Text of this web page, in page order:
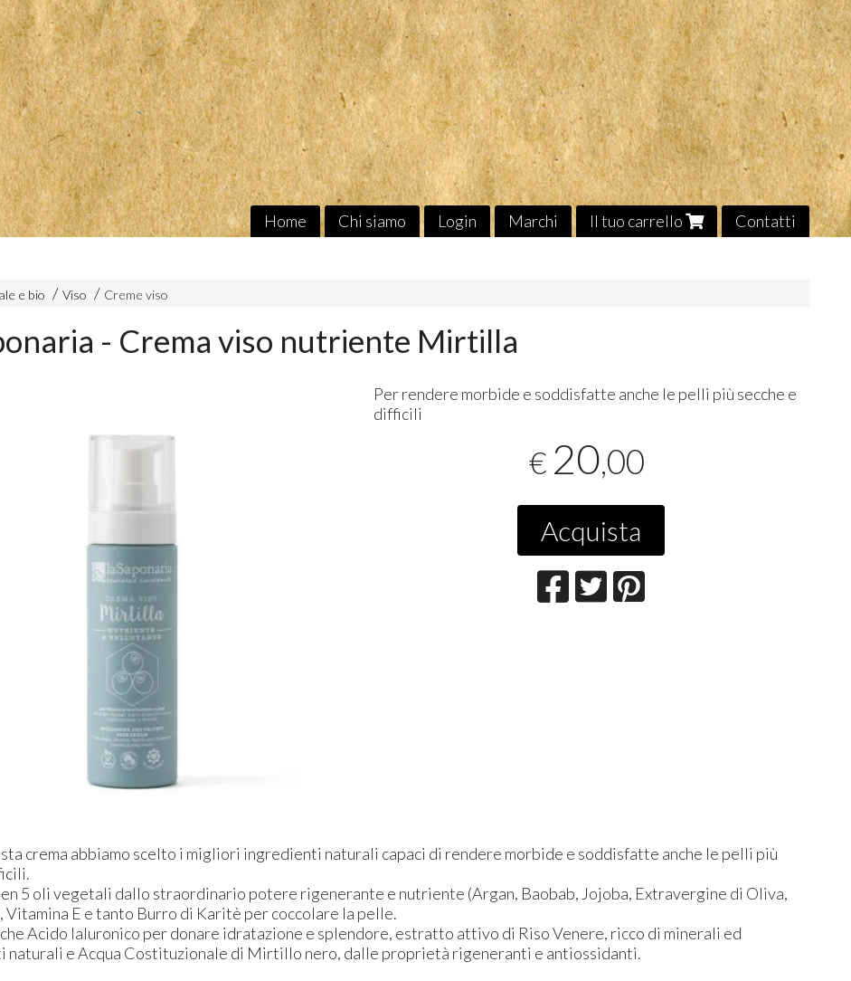
Home Chi siamo Login Marchi Il tuo carrello Contatti
e bio Viso Creme viso
- Crema viso nutriente Mirtilla
Per rendere morbide e soddisfatte anche le pelli più secche e
difficili
€ 20,00
Acquista
crema abbiamo scelto i migliori ingredienti naturali capaci di rendere morbide e soddisfatte anche le pelli più
5 oli vegetali dallo straordinario potere rigenerante e nutriente (Argan, Baobab, Jojoba, Extravergine di Oliva,
Vitamina E e tanto Burro di Karitè per coccolare la pelle.
Acido Ialuronico per donare idratazione e splendore, estratto attivo di Riso Venere, ricco di minerali ed
naturali e Acqua Costituzionale di Mirtillo nero, dalle proprietà rigeneranti e antiossidanti.